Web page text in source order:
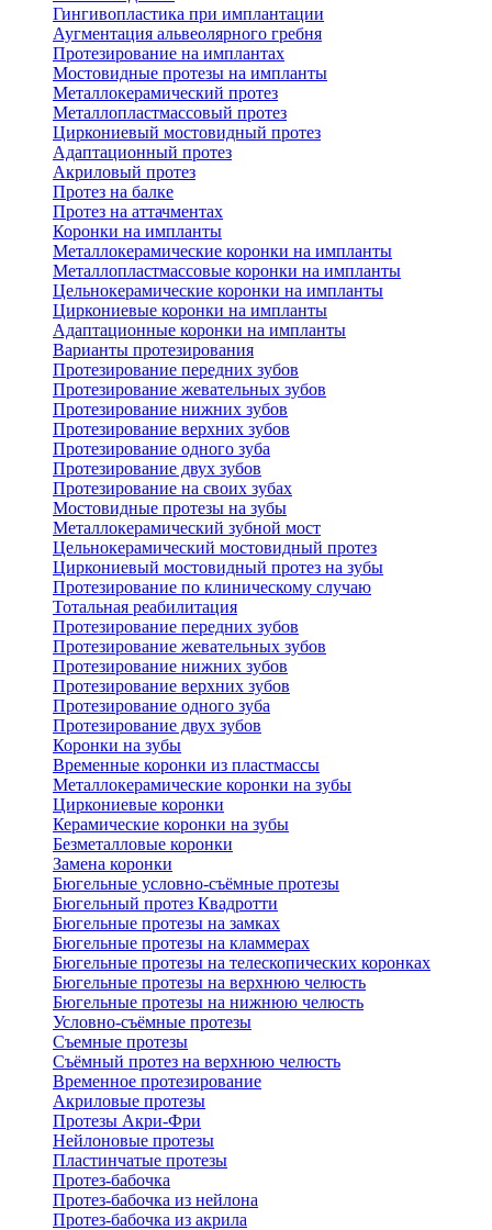
Гингивопластика при имплантации
Аугментация альвеолярного гребня
Протезирование на имплантах
Мостовидные протезы на импланты
Металлокерамический протез
Металлопластмассовый протез
Циркониевый мостовидный протез
Адаптационный протез
Акриловый протез
Протез на балке
Протез на аттачментах
Коронки на импланты
Металлокерамические коронки на импланты
Металлопластмассовые коронки на импланты
Цельнокерамические коронки на импланты
Циркониевые коронки на импланты
Адаптационные коронки на импланты
Варианты протезирования
Протезирование передних зубов
Протезирование жевательных зубов
Протезирование нижних зубов
Протезирование верхних зубов
Протезирование одного зуба
Протезирование двух зубов
Протезирование на своих зубах
Мостовидные протезы на зубы
Металлокерамический зубной мост
Цельнокерамический мостовидный протез
Циркониевый мостовидный протез на зубы
Протезирование по клиническому случаю
Тотальная реабилитация
Протезирование передних зубов
Протезирование жевательных зубов
Протезирование нижних зубов
Протезирование верхних зубов
Протезирование одного зуба
Протезирование двух зубов
Коронки на зубы
Временные коронки из пластмассы
Металлокерамические коронки на зубы
Циркониевые коронки
Керамические коронки на зубы
Безметалловые коронки
Замена коронки
Бюгельные условно-съёмные протезы
Бюгельный протез Квадротти
Бюгельные протезы на замках
Бюгельные протезы на кламмерах
Бюгельные протезы на телескопических коронках
Бюгельные протезы на верхнюю челюсть
Бюгельные протезы на нижнюю челюсть
Условно-съёмные протезы
Съемные протезы
Съёмный протез на верхнюю челюсть
Временное протезирование
Акриловые протезы
Протезы Акри-Фри
Нейлоновые протезы
Пластинчатые протезы
Протез-бабочка
Протез-бабочка из нейлона
Протез-бабочка из акрила